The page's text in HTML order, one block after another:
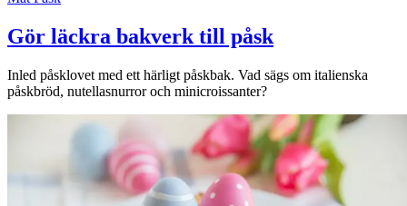
Presentkort
Min Shopping-app
Parkering
Gör läckra bakverk till påsk
Inled påsklovet med ett härligt påskbak. Vad sägs om italienska
påskbröd, nutellasnurror och minicroissanter?